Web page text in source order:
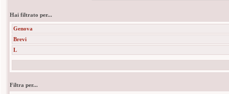
Hai filtrato per...
Genova
Brevi
L
Filtra per...